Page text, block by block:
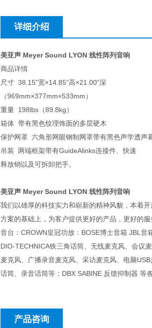
详细介绍
美亚声 Meyer Sound LYON 线性阵列音响
商品详情
尺寸 38.15”宽×14.85”高×21.00”深
（969mm×377mm×533mm）
重量 198lbs（89.8kg）
箱体 带有黑色纹理饰面的多层硬木
保护网罩 六角形网眼钢制网罩带有黑色声学透声
吊装 两端框架带有GuideAlinks连接件、快速
释放销以及可拆卸把手。
美亚声 Meyer Sound LYON 线性阵列音响
我们以雄厚的科技实力和崭新的精神风貌，本着
方案的基础上，为客户提供更好的产品，更好的
音台：CROWN皇冠功放：BOSE博士音箱 JBL音
DIO-TECHNICA铁三角话筒、无线麦克风、会议
麦克风、广播录音麦克风、采访麦克风、电脑
话筒、录音话筒等：DBX SABINE 反馈抑制器 等
产品咨询